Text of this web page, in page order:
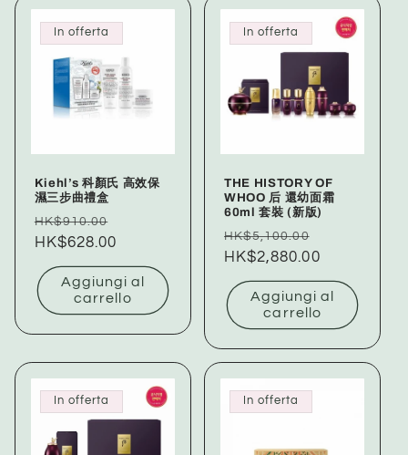
In offerta
Kiehl’s 科顏氏 高效保
濕三步曲禮盒
Prezzo
di
listino
HK$910.00
HK$628.00
Aggiungi al
carrello
In offerta
THE HISTORY OF
WHOO 后 還幼面霜
60ml 套裝 (新版)
Prezzo
di
listino
HK$5,100.00
scontato
HK$2,880.00
Aggiungi al
carrello
In offerta In offerta